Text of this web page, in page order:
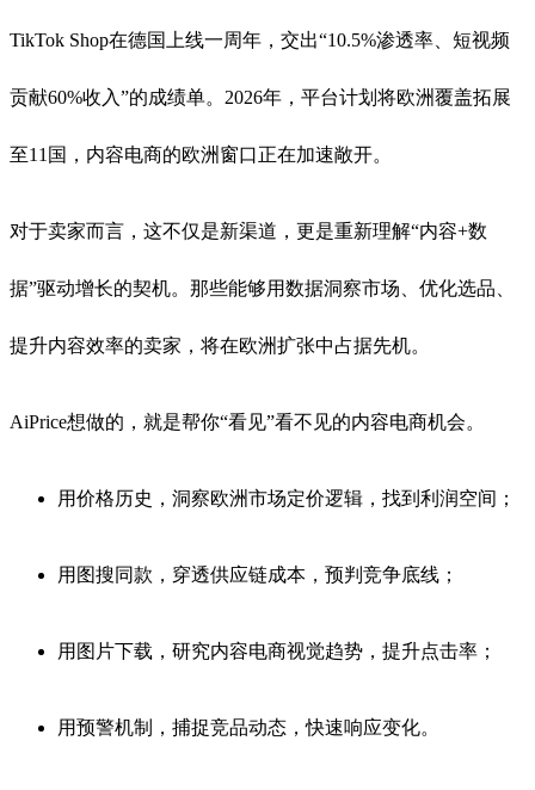
TikTok Shop在德国上线一周年，交出“10.5%渗透率、短视频
贡献60%收入”的成绩单。2026年，平台计划将欧洲覆盖拓展
至11国，内容电商的欧洲窗口正在加速敞开。
对于卖家而言，这不仅是新渠道，更是重新理解“内容+数
据”驱动增长的契机。那些能够用数据洞察市场、优化选品、
提升内容效率的卖家，将在欧洲扩张中占据先机。
AiPrice想做的，就是帮你“看见”看不见的内容电商机会。
用价格历史，洞察欧洲市场定价逻辑，找到利润空间；
用图搜同款，穿透供应链成本，预判竞争底线；
用图片下载，研究内容电商视觉趋势，提升点击率；
用预警机制，捕捉竞品动态，快速响应变化。